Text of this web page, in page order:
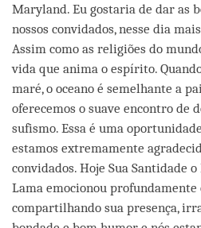
Maryland. Eu gostaria de dar as
nossos convidados, nesse dia
Assim como as religiões do
vida que anima o espírito.
maré, o oceano é semelhante a
oferecemos o suave encontro de
sufismo. Essa é uma
estamos extremamente
convidados. Hoje Sua Santidade
Lama emocionou profundamente
compartilhando sua presença,